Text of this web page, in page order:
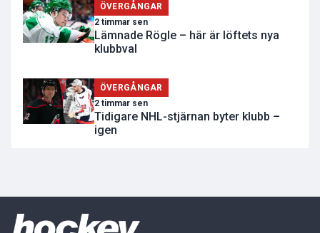
ÖVERGÅNGAR
2 timmar sen
Lämnade Rögle – här är löftets nya
klubbval
ÖVERGÅNGAR
2 timmar sen
Tidigare NHL-stjärnan byter klubb –
igen